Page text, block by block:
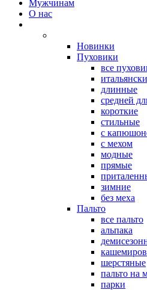
Мужчинам
О нас
Новинки
Пуховики
все
длинные
средней
короткие
стильные
с
с мехом
модные
прямые
зимние
без меха
Пальто
все пальто
альпака
шерстяные
пальто на
парки